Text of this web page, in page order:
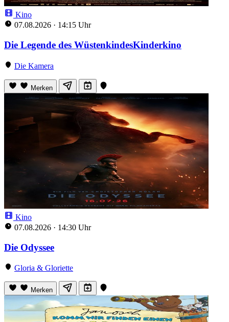
Kino
07.08.2026 · 14:15 Uhr
Die Legende des WüstenkindesKinderkino
Die Kamera
Merken
Kino
07.08.2026 · 14:30 Uhr
Die Odyssee
Gloria & Gloriette
Merken